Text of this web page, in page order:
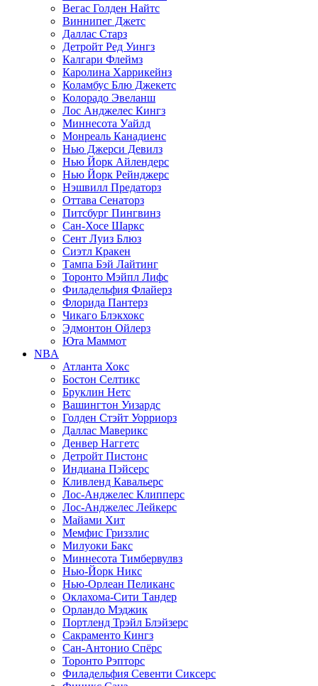
Вегас Голден Найтс
Виннипег Джетс
Даллас Старз
Детройт Ред Уингз
Калгари Флеймз
Каролина Харрикейнз
Коламбус Блю Джекетс
Колорадо Эвеланш
Лос Анджелес Кингз
Миннесота Уайлд
Монреаль Канадиенс
Нью Джерси Девилз
Нью Йорк Айлендерс
Нью Йорк Рейнджерс
Нэшвилл Предаторз
Оттава Сенаторз
Питсбург Пингвинз
Сан-Хосе Шаркс
Сент Луиз Блюз
Сиэтл Кракен
Тампа Бэй Лайтинг
Торонто Мэйпл Лифс
Филадельфия Флайерз
Флорида Пантерз
Чикаго Блэкхокс
Эдмонтон Ойлерз
Юта Маммот
NBA
Атланта Хокс
Бостон Селтикс
Бруклин Нетс
Вашингтон Уизардс
Голден Стэйт Уорриорз
Даллас Маверикс
Денвер Наггетс
Детройт Пистонс
Индиана Пэйсерс
Кливленд Кавальерс
Лос-Анджелес Клипперс
Лос-Анджелес Лейкерс
Майами Хит
Мемфис Гриззлис
Милуоки Бакс
Миннесота Тимбервулвз
Нью-Йорк Никс
Нью-Орлеан Пеликанс
Оклахома-Сити Тандер
Орландо Мэджик
Портленд Трэйл Блэйзерс
Сакраменто Кингз
Сан-Антонио Спёрс
Торонто Рэпторс
Филадельфия Севенти Сиксерс